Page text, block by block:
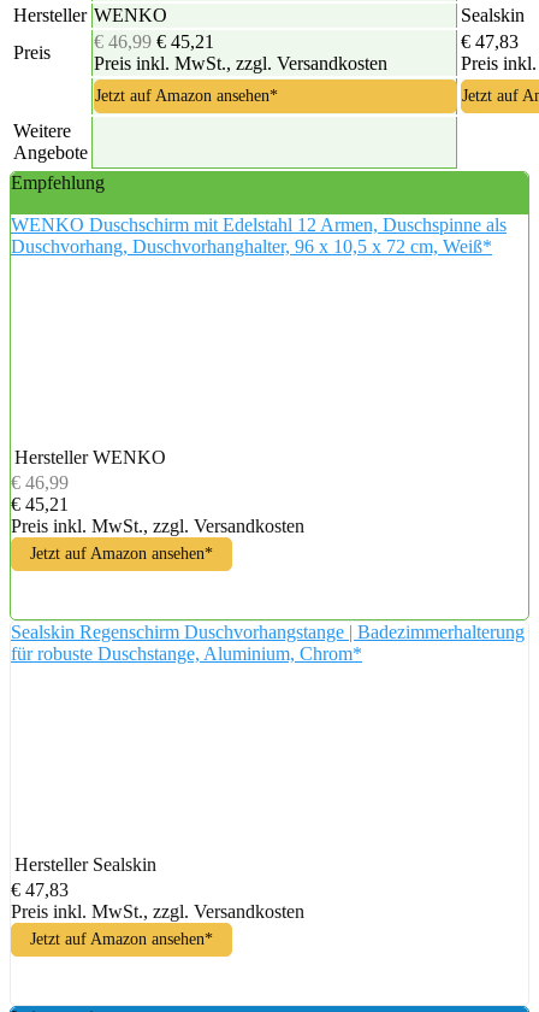
Hersteller WENKO
Sealskin
Preis
€ 46,99 € 45,21
Preis inkl. MwSt., zzgl. Versandkosten
€ 47,83
Preis
Jetzt auf Amazon ansehen* Jetzt auf
Weitere
Angebote
Empfehlung
WENKO Duschschirm mit Edelstahl 12 Armen, Duschspinne als
Duschvorhang, Duschvorhanghalter, 96 x 10,5 x 72 cm, Weiß*
Hersteller WENKO
€ 46,99
€ 45,21
Preis inkl. MwSt., zzgl. Versandkosten
Jetzt auf Amazon ansehen*
Sealskin Regenschirm Duschvorhangstange | Badezimmerhalterung
für robuste Duschstange, Aluminium, Chrom*
Hersteller Sealskin
€ 47,83
Preis inkl. MwSt., zzgl. Versandkosten
Jetzt auf Amazon ansehen*